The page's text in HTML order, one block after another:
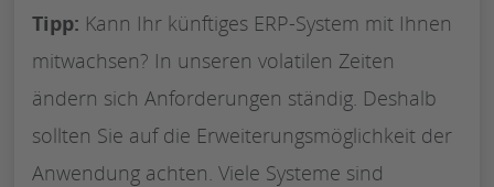
Tipp: Kann Ihr künftiges ERP-System mit Ihnen
mitwachsen? In unseren volatilen Zeiten
ändern sich Anforderungen ständig. Deshalb
sollten Sie auf die Erweiterungsmöglichkeit der
Anwendung achten. Viele Systeme sind